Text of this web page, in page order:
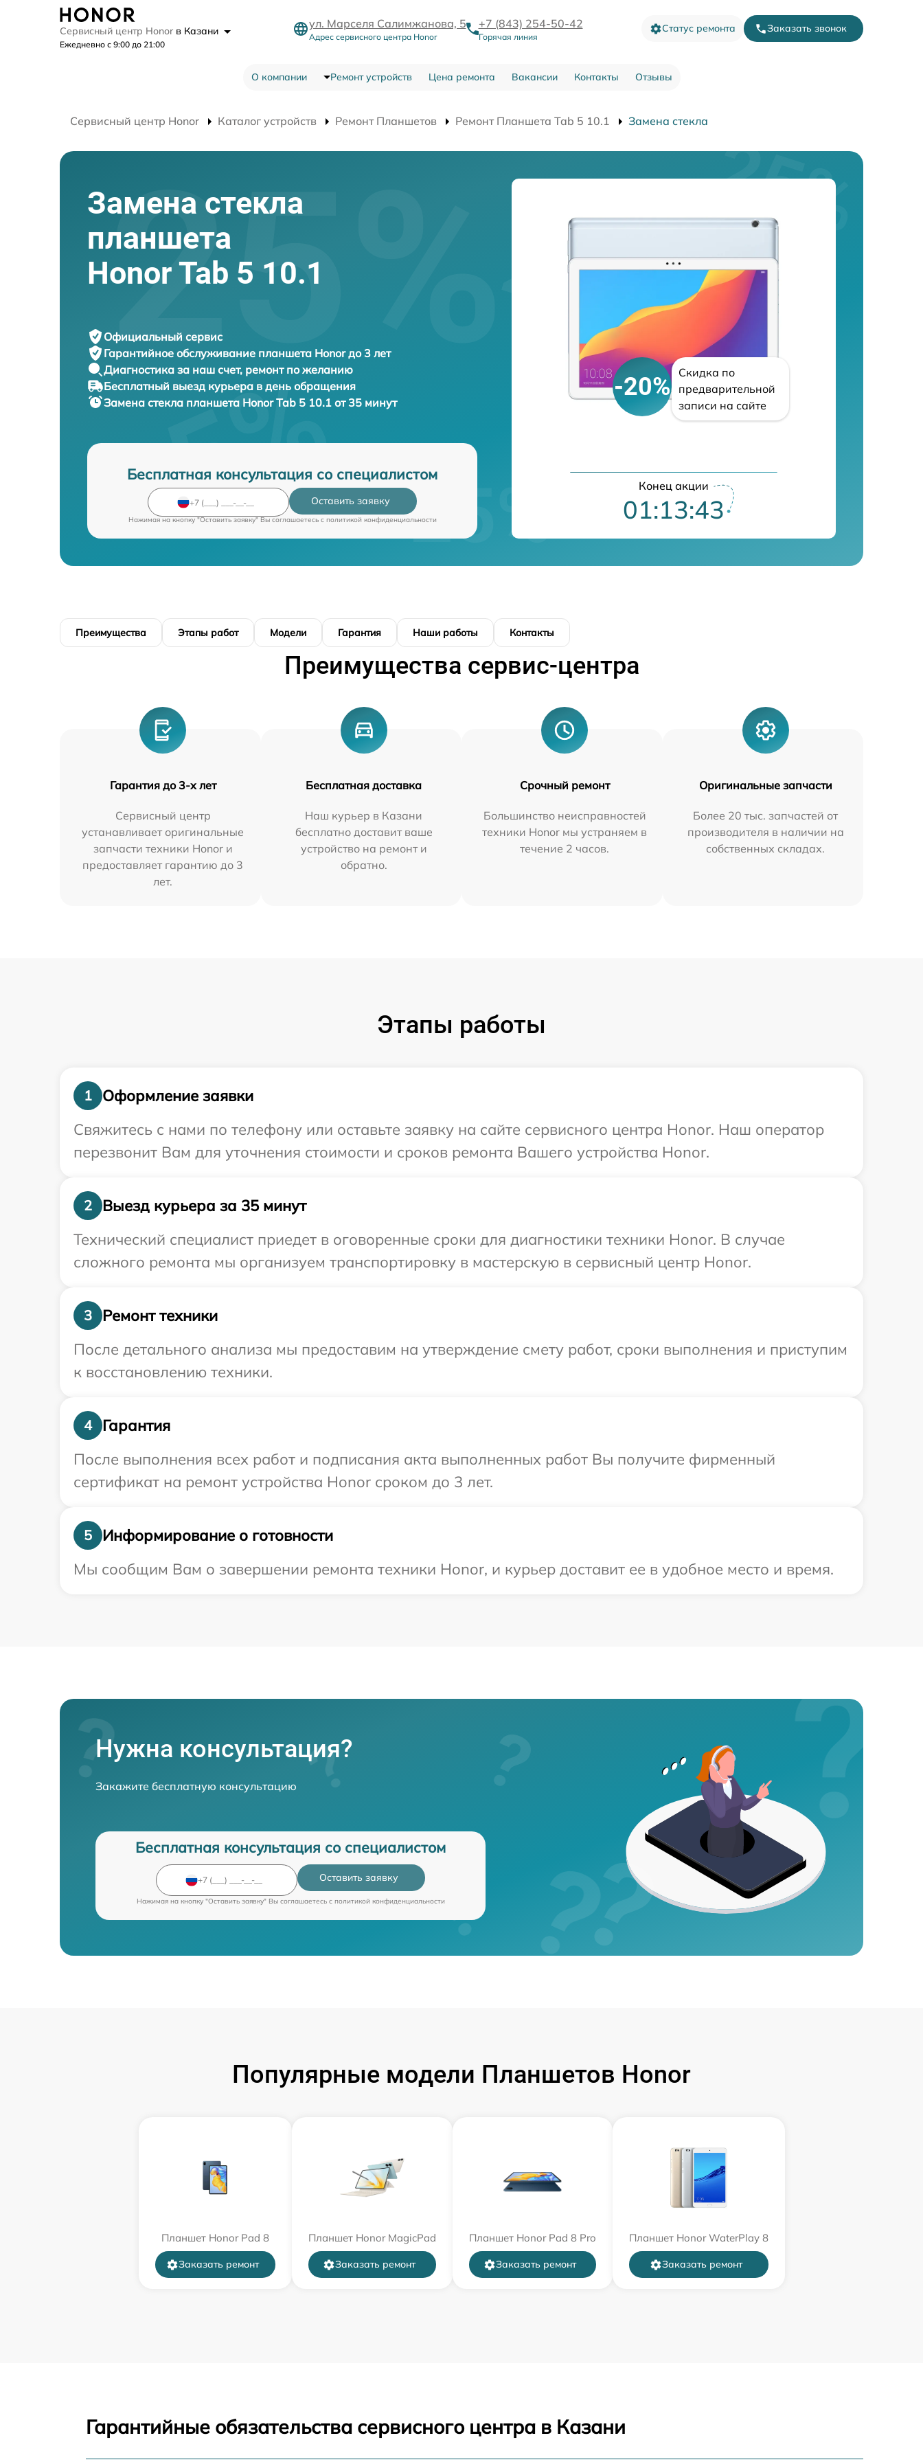
Сервисный центр Honor в Казани
Ежедневно с 9:00 до 21:00
ул. Марселя Салимжанова, 5
Адрес сервисного центра Honor
+7 (843) 254-50-42
Горячая линия
Статус ремонта Заказать звонок
О компании Ремонт устройств Цена ремонта Вакансии Контакты Отзывы
Сервисный центр Honor Каталог устройств Ремонт Планшетов Ремонт Планшета Tab 5 10.1 Замена стекла
Замена стекла
планшета
Honor Tab 5 10.1
Официальный сервис
Гарантийное обслуживание планшета Honor до 3 лет
Диагностика за наш счет, ремонт по желанию
Бесплатный выезд курьера в день обращения
Замена стекла планшета Honor Tab 5 10.1 от 35 минут
Бесплатная консультация со специалистом
Оставить заявку
Нажимая на кнопку "Оставить заявку" Вы соглашаетесь c политикой конфиденциальности
-20%
Скидка по
предварительной
записи на сайте
Конец акции
01:13:42
Преимущества Этапы работ Модели Гарантия Наши работы Контакты
Преимущества сервис-центра
Гарантия до 3-х лет
Сервисный центр
устанавливает оригинальные
запчасти техники Honor и
предоставляет гарантию до 3
лет.
Бесплатная доставка
Наш курьер в Казани
бесплатно доставит ваше
устройство на ремонт и
обратно.
Срочный ремонт
Большинство неисправностей
техники Honor мы устраняем в
течение 2 часов.
Оригинальные запчасти
Более 20 тыс. запчастей от
производителя в наличии на
собственных складах.
Этапы работы
1
Оформление заявки
Свяжитесь с нами по телефону или оставьте заявку на сайте сервисного центра Honor. Наш оператор
перезвонит Вам для уточнения стоимости и сроков ремонта Вашего устройства Honor.
2
Выезд курьера за 35 минут
Технический специалист приедет в оговоренные сроки для диагностики техники Honor. В случае
сложного ремонта мы организуем транспортировку в мастерскую в сервисный центр Honor.
3
Ремонт техники
После детального анализа мы предоставим на утверждение смету работ, сроки выполнения и приступим
к восстановлению техники.
4
Гарантия
После выполнения всех работ и подписания акта выполненных работ Вы получите фирменный
сертификат на ремонт устройства Honor сроком до 3 лет.
5
Информирование о готовности
Мы сообщим Вам о завершении ремонта техники Honor, и курьер доставит ее в удобное место и время.
Нужна консультация?
Закажите бесплатную консультацию
Бесплатная консультация со специалистом
Оставить заявку
Нажимая на кнопку "Оставить заявку" Вы соглашаетесь c политикой конфиденциальности
Популярные модели Планшетов Honor
Планшет Honor Pad 8
Заказать ремонт
Планшет Honor MagicPad
Заказать ремонт
Планшет Honor Pad 8 Pro
Заказать ремонт
Планшет Honor WaterPlay 8
Заказать ремонт
Гарантийные обязательства сервисного центра в Казани